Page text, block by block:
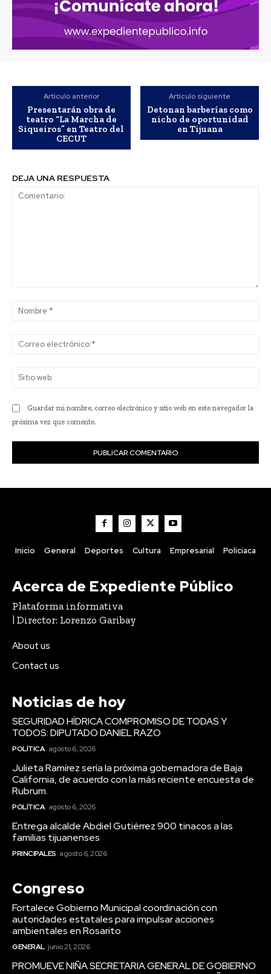
Artículo anterior
Presentarán obra de
teatro “La Marcha de
Siqueiros” en Teatro del
CECUT
Artículo siguiente
Detonan barberías como
nicho de oportunidad
en Tijuana
DEJA UNA RESPUESTA
Guardar mi nombre, correo electrónico y sitio web en este navegador la
próxima vez que comente.
Inicio General Deportes Cultura Empresarial Policiaca
Acerca de Expediente Público
Plataforma informativa
| Director: Lorenzo Garibay
About us
Contact us
Noticias de hoy
SEGURIDAD HÍDRICA COMPROMISO DE TODAS Y
TODOS: DIPUTADO DANIEL RAZO
POLÍTICA agosto 6, 2026
Julieta Ramírez sería la próxima gobernadora de Baja
California, de acuerdo con la más reciente encuesta de
Rubrum.
POLÍTICA agosto 6, 2026
Entrega alcalde Abdiel Gutiérrez 900 tinacos a las
familias tijuanenses
PRINCIPALES agosto 6, 2026
Congreso
Fortalece Gobierno Municipal coordinación con
autoridades estatales para impulsar acciones
ambientales en Rosarito
GENERAL junio 21, 2026
PROMUEVE NIÑA SECRETARIA GENERAL DE GOBIERNO